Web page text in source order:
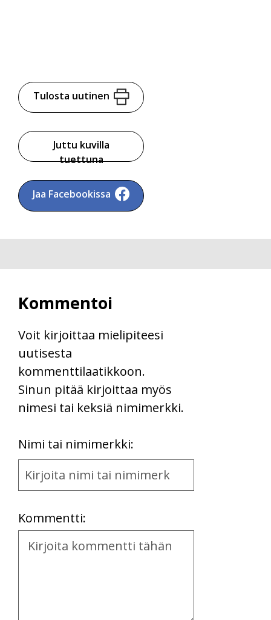
Tulosta uutinen
Juttu kuvilla
tuettuna
Jaa Facebookissa
Kommentoi
Voit kirjoittaa mielipiteesi
uutisesta
kommenttilaatikkoon.
Sinun pitää kirjoittaa myös
nimesi tai keksiä nimimerkki.
Nimi tai nimimerkki:
Name
and
Kommentti:
Kommentti